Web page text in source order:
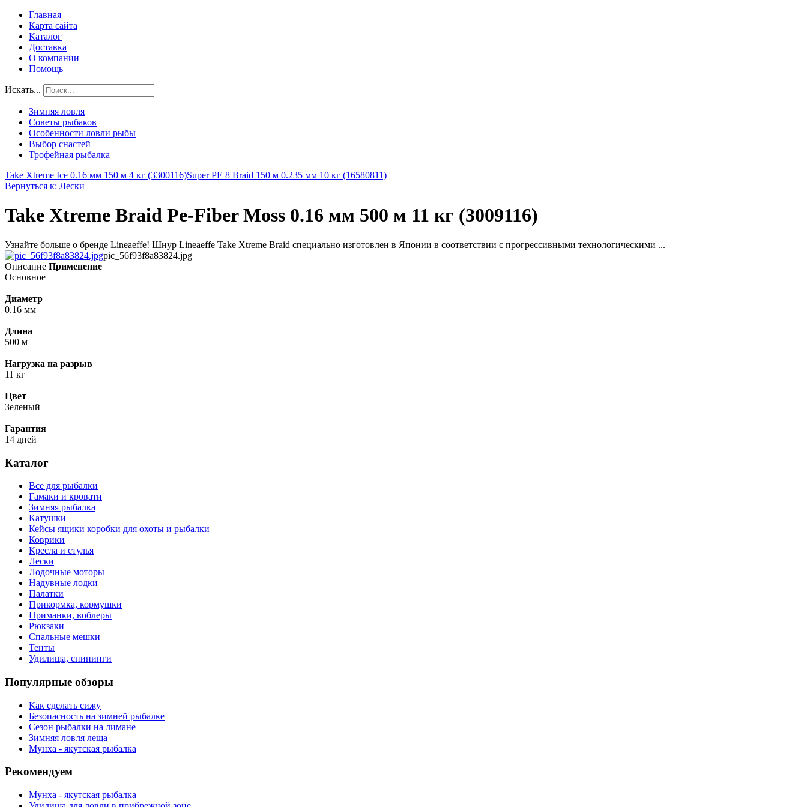
Главная
Карта сайта
Каталог
Доставка
О компании
Помощь
Искать...
Зимняя ловля
Советы рыбаков
Особенности ловли рыбы
Выбор снастей
Трофейная рыбалка
Take Xtreme Ice 0.16 мм 150 м 4 кг (3300116)Super PE 8 Braid 150 м 0.235 мм 10 кг (16580811)
Вернуться к: Лески
Take Xtreme Braid Pe-Fiber Moss 0.16 мм 500 м 11 кг (3009116)
Узнайте больше о бренде Lineaeffe! Шнур Lineaeffe Take Xtreme Braid специально изготовлен в Японии в соответствии с прогрессивными технологическими ...
pic_56f93f8a83824.jpg
Описание Применение
Основное
Диаметр
0.16 мм
Длина
500 м
Нагрузка на разрыв
11 кг
Цвет
Зеленый
Гарантия
14 дней
Каталог
Все для рыбалки
Гамаки и кровати
Зимняя рыбалка
Катушки
Кейсы ящики коробки для охоты и рыбалки
Коврики
Кресла и стулья
Лески
Лодочные моторы
Надувные лодки
Палатки
Прикормка, кормушки
Приманки, воблеры
Рюкзаки
Спальные мешки
Тенты
Удилища, спининги
Популярные обзоры
Как сделать сижу
Безопасность на зимней рыбалке
Сезон рыбалки на лимане
Зимняя ловля леща
Мунха - якутская рыбалка
Рекомендуем
Мунха - якутская рыбалка